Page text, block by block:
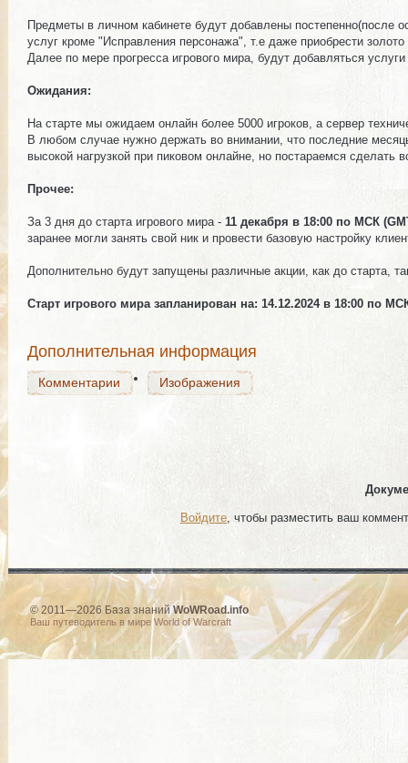
Предметы в личном кабинете будут добавлены постепенно(после
услуг кроме "Исправления персонажа", т.е даже приобрести
Далее по мере прогресса игрового мира, будут добавляться
Ожидания:
На старте мы ожидаем онлайн более 5000 игроков, а сервер
В любом случае нужно держать во внимании, что последние
высокой нагрузкой при пиковом онлайне, но постараемся
Прочее:
За 3 дня до старта игрового мира - 11 декабря в 18:00 по МСК
заранее могли занять свой ник и провести базовую настройку
Дополнительно будут запущены различные акции, как до старта,
Старт игрового мира запланирован на: 14.12.2024 в 18:00 по
Дополнительная информация
Комментарии Изображения
Комментарии Изображения
Комментарии Изображения
Войдите , чтобы разместить ваш
© 2011—2026 База знанийWoWRoad.info
Ваш путеводитель в мире World of Warcraft